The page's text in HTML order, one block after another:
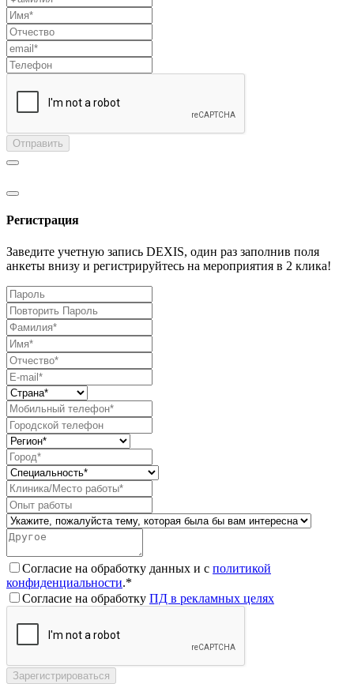
Отправить
Регистрация
Заведите учетную запись DEXIS, один раз заполнив поля
анкеты внизу и регистрируйтесь на мероприятия в 2 клика!
Согласие на обработку данных и с политикой
конфиденциальности.*
Согласие на обработку ПД в рекламных целях
Зарегистрироваться